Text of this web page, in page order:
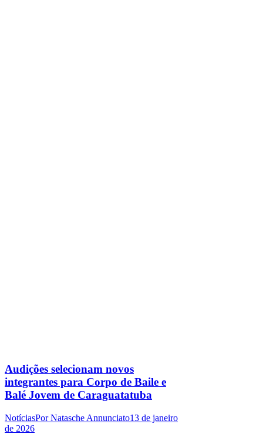
Audições selecionam novos
integrantes para Corpo de Baile e
Balé Jovem de Caraguatatuba
NotíciasPorNatasche Annunciato13 de janeiro
de 2026